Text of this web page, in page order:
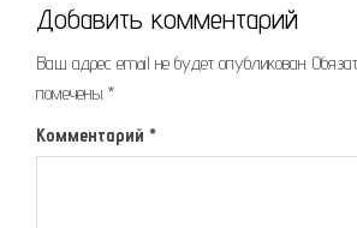
Добавить комментарий
Ваш адрес email не будет опубликован.
помечены *
Комментарий *